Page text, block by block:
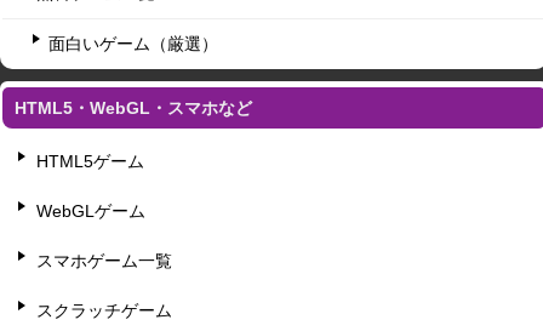
面白いゲーム（厳選）
HTML5・WebGL・スマホなど
HTML5ゲーム
WebGLゲーム
スマホゲーム一覧
スクラッチゲーム